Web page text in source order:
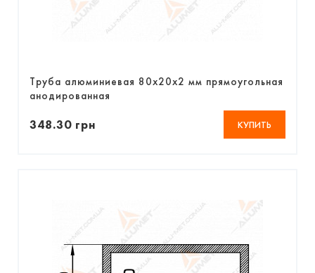
Труба алюминиевая 80х20х2 мм прямоугольная
анодированная
348.30 грн КУПИТЬ